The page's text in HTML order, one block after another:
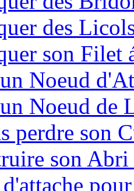
des
son Filet
Noeud
Noeud de
perdre son
son